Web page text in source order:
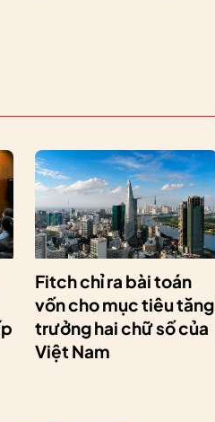
Fitch chỉ ra bài toán
vốn cho mục tiêu tăng
trưởng hai chữ số của
Việt Nam